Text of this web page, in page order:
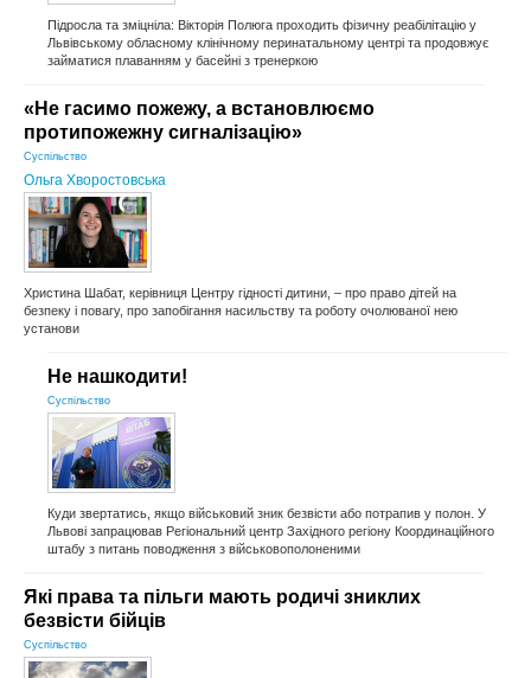
Підросла та зміцніла: Вікторія Полюга проходить фізичну реабілітацію у
Львівському обласному клінічному перинатальному центрі та продовжує
займатися плаванням у басейні з тренеркою
«Не гасимо пожежу, а встановлюємо
протипожежну сигналізацію»
Суспільство
Ольга Хворостовська
Христина Шабат, керівниця Центру гідності дитини, – про право дітей на
безпеку і повагу, про запобігання насильству та роботу очолюваної нею
установи
Не нашкодити!
Суспільство
Куди звертатись, якщо військовий зник безвісти або потрапив у полон. У
Львові запрацював Регіональний центр Західного регіону Координаційного
штабу з питань поводження з військовополоненими
Які права та пільги мають родичі зниклих
безвісти бійців
Суспільство